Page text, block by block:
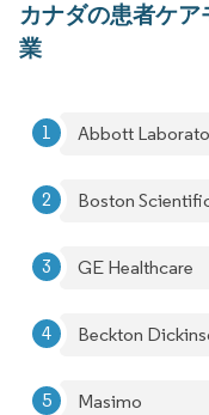
カナダの患者ケ
業
Abbott
Boston
GE Healthcare
Beckton
Masimo